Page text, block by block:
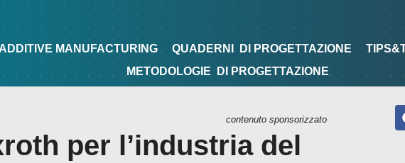
DI PROGETTAZIONE TIPS&TRICKS METODOLOGIE DI
ADDITIVE MANUFACTURING QUADERNI DI PROGETTAZIONE
METODOLOGIE
DI PROGETTAZIONE
contenuto sponsorizzato
per l’industria del